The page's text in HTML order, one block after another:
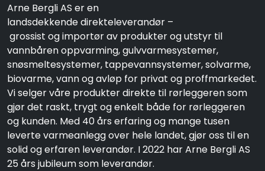
Arne Bergli AS er en
landsdekkende direkteleverandør –
grossist og importør av produkter og utstyr til
vannbåren oppvarming, gulvvarmesystemer,
snøsmeltesystemer, tappevannsystemer, solvarme,
biovarme, vann og avløp for privat og proffmarkedet.
Vi selger våre produkter direkte til rørleggeren som
gjør det raskt, trygt og enkelt både for rørleggeren
og kunden. Med 40 års erfaring og mange tusen
leverte varmeanlegg over hele landet, gjør oss til en
solid og erfaren leverandør. I 2022 har Arne Bergli AS
25 års jubileum som leverandør.